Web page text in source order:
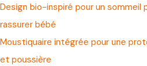
Design bio-inspiré pour un sommeil
rassurer bébé
Moustiquaire intégrée pour une
et poussière